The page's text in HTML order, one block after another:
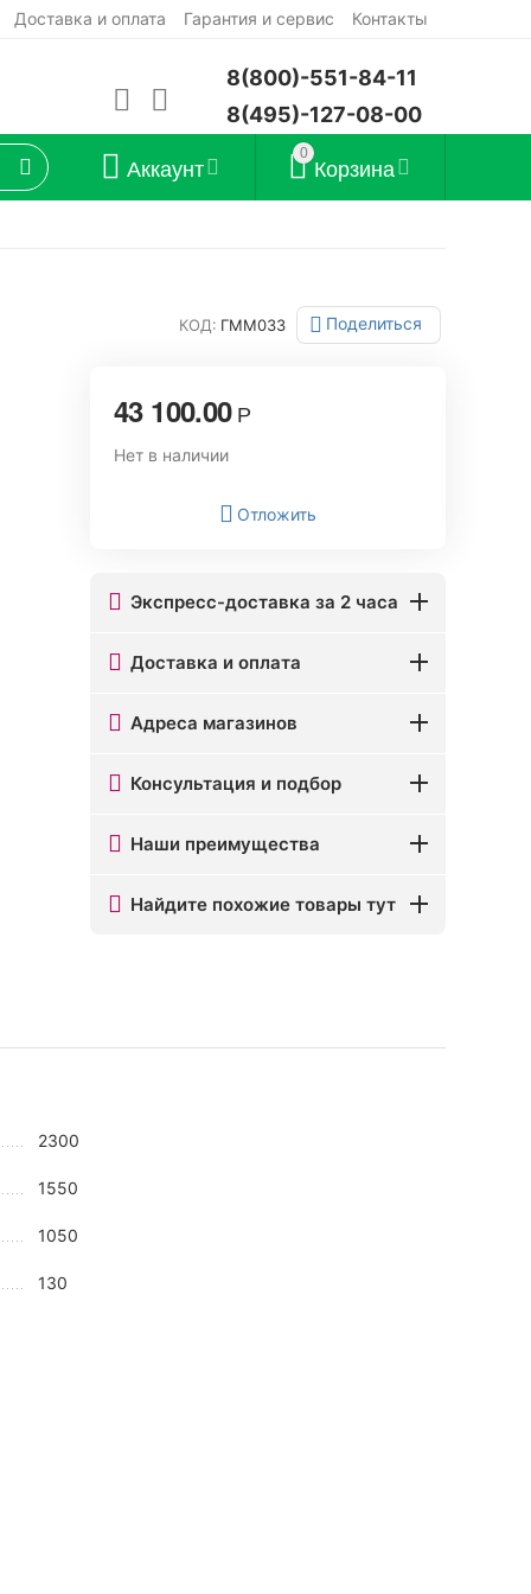
Доставка и оплата Гарантия и сервис Контакты
8(800)-551-84-11
8(495)-127-08-00
0 Корзина
Аккаунт
КОД: ГММ033 Поделиться
43 100.00 Р
Нет в наличии
Отложить
Экспресс-доставка за 2 часа
Доставка и оплата
Адреса магазинов
Консультация и подбор
Наши преимущества
Найдите похожие товары тут
2300
1550
1050
130